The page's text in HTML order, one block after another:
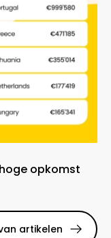
opkomst
artikelen